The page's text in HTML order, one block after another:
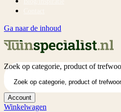
Ga naar de inhoud
Zoek op categorie, product of
Account
Winkelwagen